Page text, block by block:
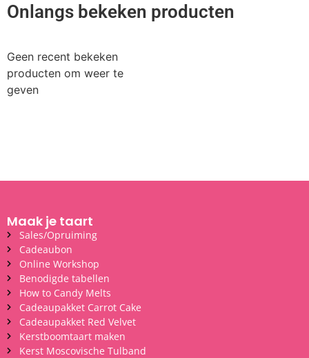
Onlangs bekeken producten
Geen recent bekeken
producten om weer te
geven
Maak je taart
Sales/Opruiming
Cadeaubon
Online Workshop
Benodigde tabellen
How to Candy Melts
Cadeaupakket Carrot Cake
Cadeaupakket Red Velvet
Kerstboomtaart maken
Kerst Moscovische Tulband